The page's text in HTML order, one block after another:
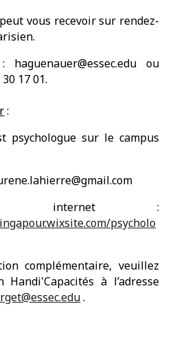
vous recevoir sur rendez-
ou
17 01.
:
psychologue sur le campus
internet :
psycholo
complémentaire, veuillez
à l’adresse
.